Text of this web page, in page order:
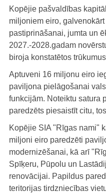
Kopējie pašvaldības
miljoniem eiro,
pastiprināšanai, jumta un
2027.-2028.gadam
biroja konstatētos
Aptuveni 16 miljonu eiro
paviljona pielāgošanai
funkcijām. Noteiktu satura
paredzēts piesaistīt citu,
Kopējie SIA "Rīgas nami"
miljoni eiro paredzēti
modernizēšanai, kā arī
Spīķeru, Pūpolu un
renovācijai. Papildus
teritorijas tirdzniecības